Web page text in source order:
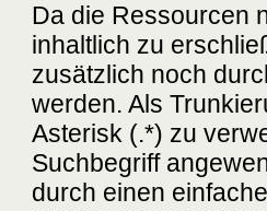
Da die Ressourcen
inhaltlich zu
zusätzlich noch
werden. Als
Asterisk (.*) zu
Suchbegriff
durch einen